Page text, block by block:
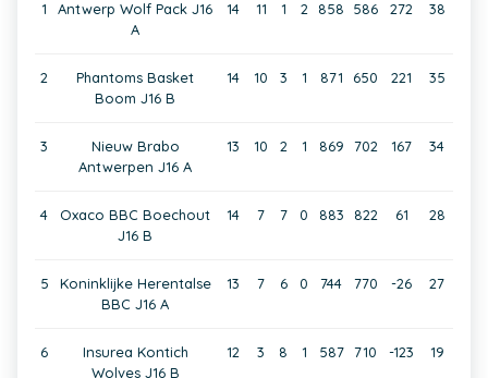
1
Antwerp Wolf Pack J16
A
14 11 1 2 858 586 272 38
2
Phantoms Basket
Boom J16 B
14 10 3 1 871 650 221 35
3
Nieuw Brabo
Antwerpen J16 A
13 10 2 1 869 702 167 34
4
Oxaco BBC Boechout
J16 B
14 7 7 0 883 822 61 28
5
Koninklijke Herentalse
BBC J16 A
13 7 6 0 744 770 -26 27
6
Insurea Kontich
Wolves J16 B
12 3 8 1 587 710 -123 19